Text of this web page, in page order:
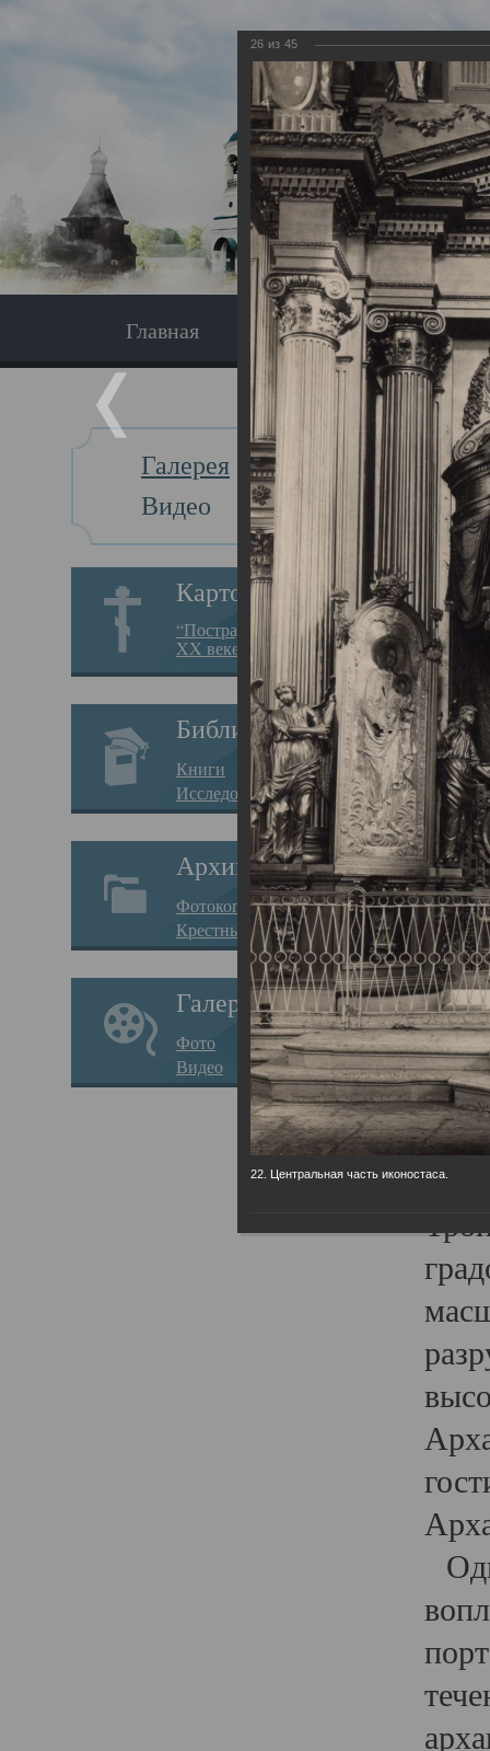
Главная Экскурсия
Галерея
Видео
Картотека
“Пострадавшие за веру в
XX веке на Севере”
Библиотека
Книги
Исследования
Архив
Фотокопии дел
Крестные ходы
Галерея
Фото
Видео
Главная
26 из 45
22. Центральная часть иконостаса.